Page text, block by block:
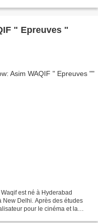
" Epreuves "
est né à Hyderabad
New Delhi. Après des études
pour le cinéma et la